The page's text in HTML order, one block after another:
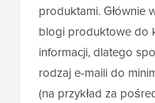
produktami. Głównie
blogi produktowe do
informacji, dlatego
rodzaj e-maili do
(na przykład za